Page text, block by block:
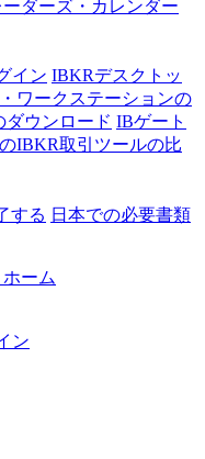
ーダーズ・カレンダー
イン IBKRデスクトッ
ワークステーションの
ウンロード IBゲート
IBKR取引ツールの比
する 日本での必要書類
ーム
ン